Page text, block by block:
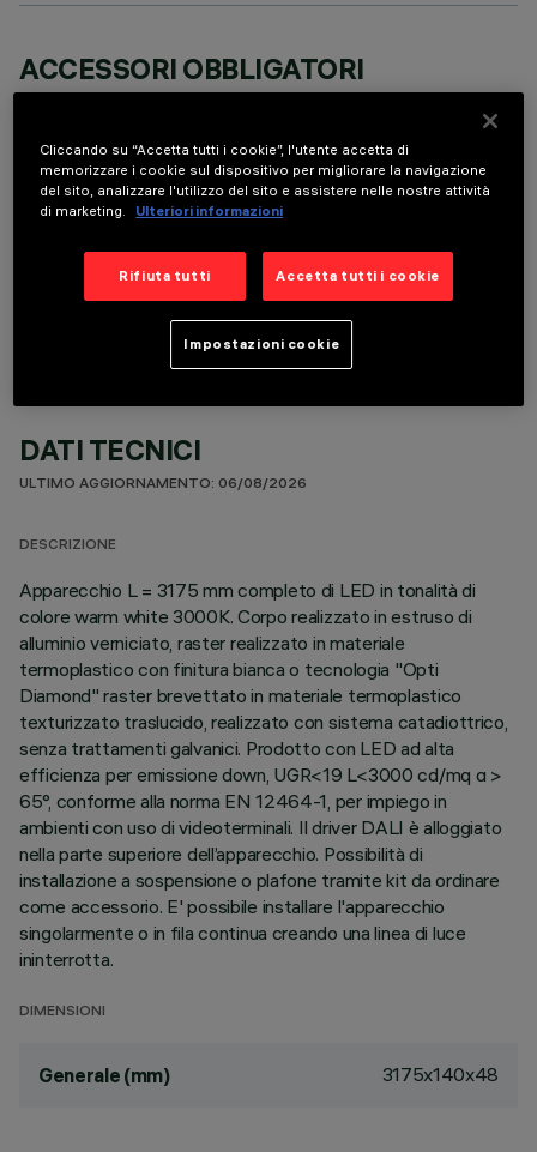
ACCESSORI OBBLIGATORI
COMPONENTI OPZIONALI
DATI TECNICI
ULTIMO AGGIORNAMENTO: 06/08/2026
DESCRIZIONE
Apparecchio L = 3175 mm completo di LED in tonalità di
colore warm white 3000K. Corpo realizzato in estruso di
alluminio verniciato, raster realizzato in materiale
termoplastico con finitura bianca o tecnologia "Opti
Diamond" raster brevettato in materiale termoplastico
texturizzato traslucido, realizzato con sistema catadiottrico,
senza trattamenti galvanici. Prodotto con LED ad alta
efficienza per emissione down, UGR<19 L<3000 cd/mq α >
65°, conforme alla norma EN 12464-1, per impiego in
ambienti con uso di videoterminali. Il driver DALI è alloggiato
nella parte superiore dell’apparecchio. Possibilità di
installazione a sospensione o plafone tramite kit da ordinare
come accessorio. E' possibile installare l'apparecchio
singolarmente o in fila continua creando una linea di luce
ininterrotta.
DIMENSIONI
Generale (mm) 3175x140x48
Cliccando su “Accetta tutti i cookie”, l'utente accetta di
memorizzare i cookie sul dispositivo per migliorare la navigazione
del sito, analizzare l'utilizzo del sito e assistere nelle nostre attività
di marketing. Ulteriori informazioni
Rifiuta tutti Accetta tutti i cookie
Impostazioni cookie